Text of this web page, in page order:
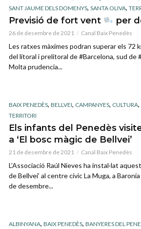
SANT JAUME DELS DOMENYS, SANTA OLIVA,
Previsió de fort vent per
26 de desembre de 2021 Canal Baix Penedès
Les ratxes màximes podran superar els 72
del litoral i prelitoral de #Barcelona, sud de
Molta prudencia...
BAIX PENEDÈS, BELLVEI, CAMPANYES, CULTURA,
TERRITORI
Els infants del Penedès
a ‘El bosc màgic de Bellvei’
21 de desembre de 2021 Canal Baix Penedès
L’Associació Raúl Nieves ha instal·lat
de Bellvei’ al centre cívic La Muga, a
de desembre...
ALBINYANA, BAIX PENEDÈS, BANYERES DEL